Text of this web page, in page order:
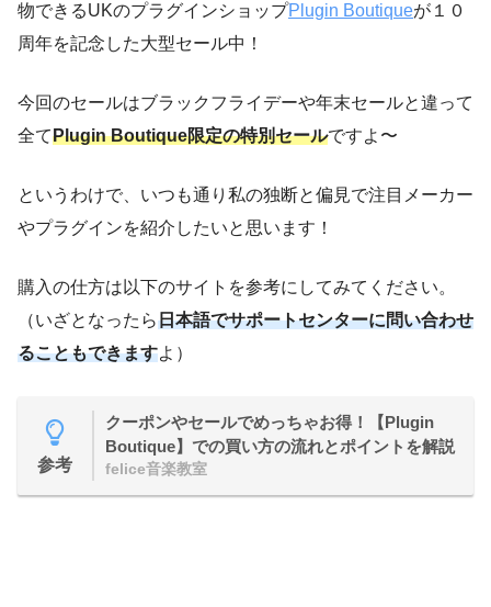
物できるUKのプラグインショップPlugin Boutiqueが１０
周年を記念した大型セール中！
今回のセールはブラックフライデーや年末セールと違って
全てPlugin Boutique限定の特別セールですよ〜
というわけで、いつも通り私の独断と偏見で注目メーカー
やプラグインを紹介したいと思います！
購入の仕方は以下のサイトを参考にしてみてください。
（いざとなったら日本語でサポートセンターに問い合わせ
ることもできますよ）
参考
クーポンやセールでめっちゃお得！【Plugin
Boutique】での買い方の流れとポイントを解説
felice音楽教室